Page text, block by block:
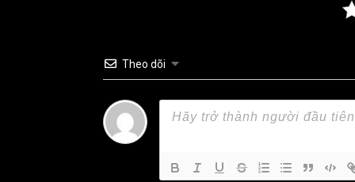
Tập 93 Tập 94
Tập 107 Tập 108
Theo dõi